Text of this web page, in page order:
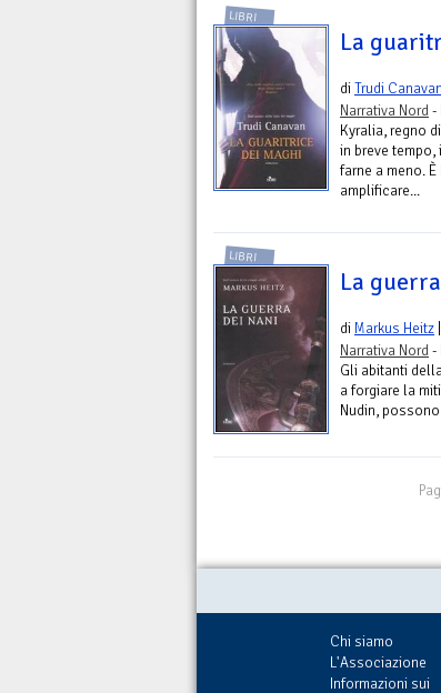
LIBRI
La
diTrudi Canavan
Narrativa Nord-
Kyralia, regno
in breve
farne a meno.
amplificare...
LIBRI
La
di Markus Heitz
Narrativa Nord-
Gli abitanti
a forgiare la
Nudin,
Chi siamo
L'Associazione
Informazioni sui